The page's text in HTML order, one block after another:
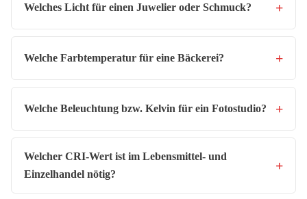
Welches Licht für einen Juwelier oder Schmuck?
Welche Farbtemperatur für eine Bäckerei?
Welche Beleuchtung bzw. Kelvin für ein Fotostudio?
Welcher CRI-Wert ist im Lebensmittel- und
Einzelhandel nötig?